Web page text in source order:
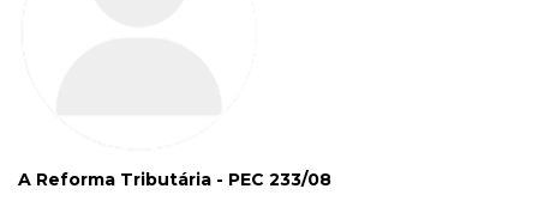
A Reforma Tributária - PEC 233/08